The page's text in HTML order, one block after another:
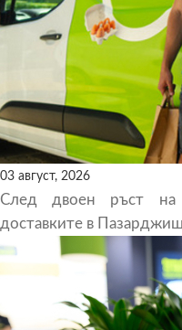
03 август, 2026
След двоен ръст на
доставките в